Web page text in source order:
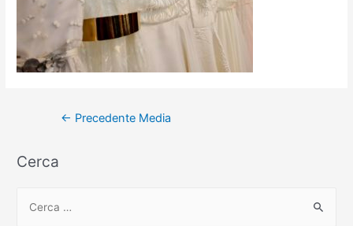
Navigazione
← Precedente Media
Cerca